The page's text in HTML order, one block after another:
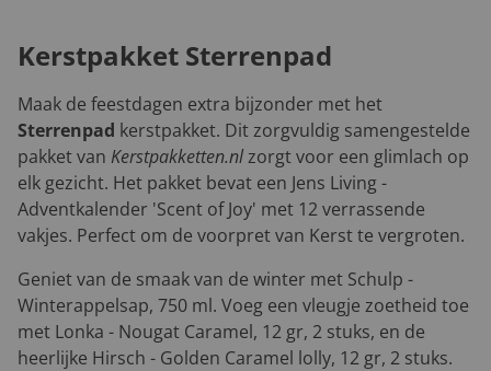
Kerstpakket Sterrenpad
Maak de feestdagen extra bijzonder met het
Sterrenpad kerstpakket. Dit zorgvuldig samengestelde
pakket van Kerstpakketten.nlzorgt voor een glimlach op
elk gezicht. Het pakket bevat een Jens Living -
Adventkalender 'Scent of Joy' met 12 verrassende
vakjes. Perfect om de voorpret van Kerst te vergroten.
Geniet van de smaak van de winter met Schulp -
Winterappelsap, 750 ml. Voeg een vleugje zoetheid toe
met Lonka - Nougat Caramel, 12 gr, 2 stuks, en de
heerlijke Hirsch - Golden Caramel lolly, 12 gr, 2 stuks.